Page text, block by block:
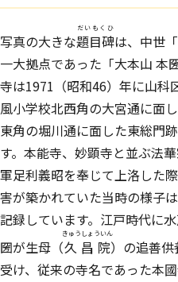
写真の大きな題目碑
だいもくひ
は、中世「
一大拠点であった「大本山 本
寺は1971（昭和46）年に山科
風小学校北西角の大宮通に面
東角の堀川通に面した東総門
す。本能寺、妙顕寺と並ぶ法
軍足利義昭を奉じて上洛した
害が築かれていた当時の様子
記録しています。江戸時代に
圀が生母（久昌院
きゅうしょういん
）の追善
受け、従来の寺名であった本